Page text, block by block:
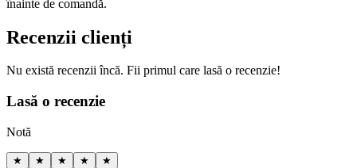
înainte de comandă.
Recenzii clienți
Nu există recenzii încă. Fii primul care lasă o recenzie!
Lasă o recenzie
Notă
★ ★ ★ ★ ★